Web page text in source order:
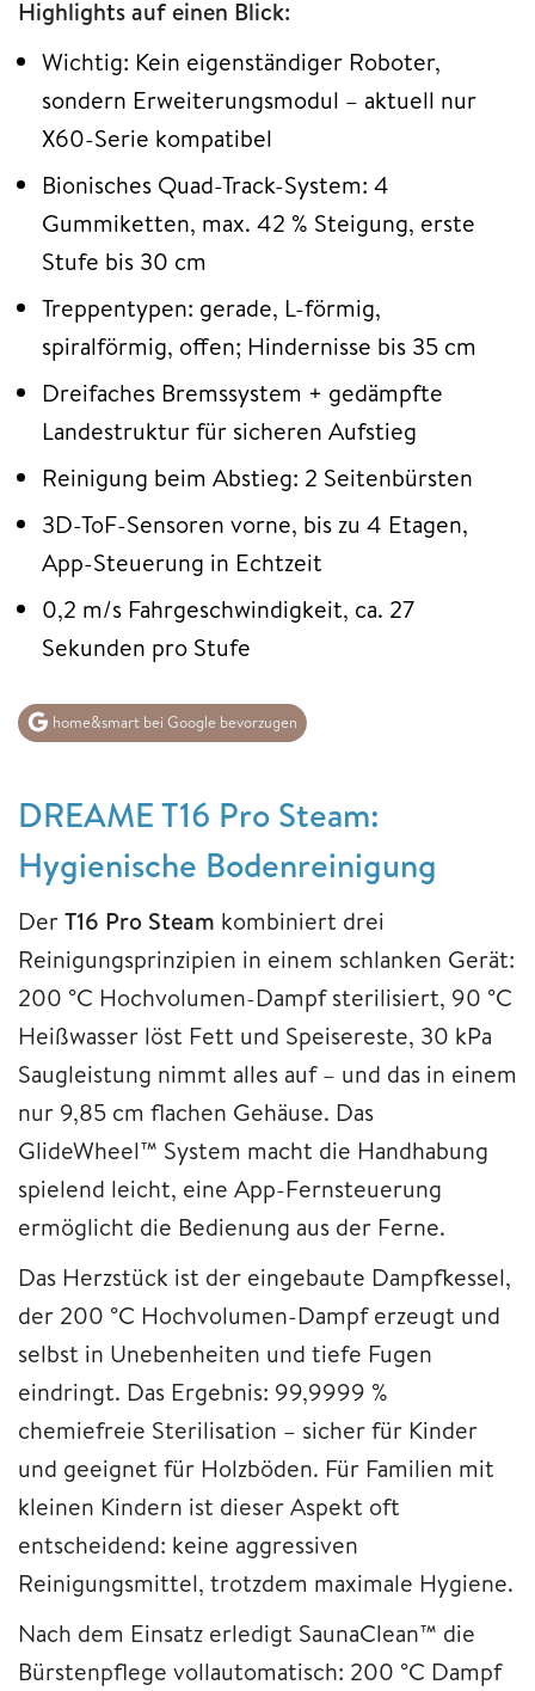
Highlights auf einen Blick:
Wichtig: Kein eigenständiger Roboter,
sondern Erweiterungsmodul – aktuell nur
X60-Serie kompatibel
Bionisches Quad-Track-System: 4
Gummiketten, max. 42 % Steigung, erste
Stufe bis 30 cm
Treppentypen: gerade, L-förmig,
spiralförmig, offen; Hindernisse bis 35 cm
Dreifaches Bremssystem + gedämpfte
Landestruktur für sicheren Aufstieg
Reinigung beim Abstieg: 2 Seitenbürsten
3D-ToF-Sensoren vorne, bis zu 4 Etagen,
App-Steuerung in Echtzeit
0,2 m/s Fahrgeschwindigkeit, ca. 27
Sekunden pro Stufe
home&smart bei Google bevorzugen
DREAME T16 Pro Steam:
Hygienische Bodenreinigung
DerT16 Pro Steam kombiniert drei
Reinigungsprinzipien in einem schlanken Gerät:
200 °C Hochvolumen-Dampf sterilisiert, 90 °C
Heißwasser löst Fett und Speisereste, 30 kPa
Saugleistung nimmt alles auf – und das in einem
nur 9,85 cm flachen Gehäuse. Das
GlideWheel™ System macht die Handhabung
spielend leicht, eine App-Fernsteuerung
ermöglicht die Bedienung aus der Ferne.
Das Herzstück ist der eingebaute Dampfkessel,
der 200 °C Hochvolumen-Dampf erzeugt und
selbst in Unebenheiten und tiefe Fugen
eindringt. Das Ergebnis: 99,9999 %
chemiefreie Sterilisation – sicher für Kinder
und geeignet für Holzböden. Für Familien mit
kleinen Kindern ist dieser Aspekt oft
entscheidend: keine aggressiven
Reinigungsmittel, trotzdem maximale Hygiene.
Nach dem Einsatz erledigt SaunaClean™ die
Bürstenpflege vollautomatisch: 200 °C Dampf